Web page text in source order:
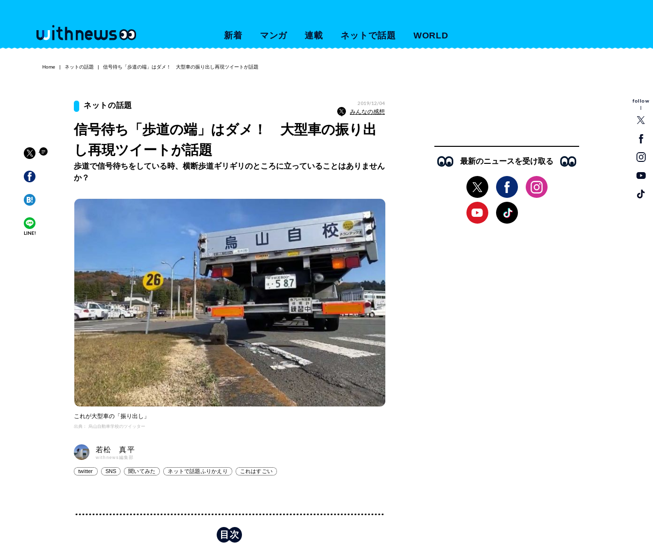
新着 マンガ 連載 ネットで話題 WORLD
follow
Home ネットの話題 信号待ち「歩道の端」はダメ！ 大型車の振り出し再現ツイートが話題
LINE!
ネットの話題 2019/12/04
みんなの感想
信号待ち「歩道の端」はダメ！ 大型車の振り出
し再現ツイートが話題
歩道で信号待ちをしている時、横断歩道ギリギリのところに立っていることはありません
か？
これが大型車の「振り出し」
出典： 烏山自動車学校のツイッター
若松 真平
withnews編集部
twitter SNS 聞いてみた ネットで話題ふりかえり これはすごい
最新のニュースを受け取る